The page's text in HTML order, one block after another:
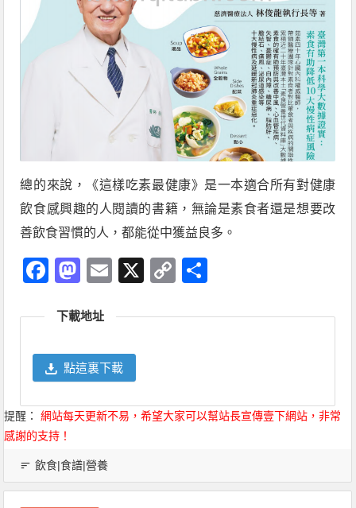
總的來說，《這樣吃素最健康》是一本適合所有對健康
飲食感興趣的人閱讀的書籍，無論是素食者還是想要改
善飲食習慣的人，都能從中獲益良多。
Facebook
Mastodon
Email
X
Copy
下載地址
點這裏下載
提醒：
網站每天更新不易，希望大家可以幫站長宣傳壹下網站，非常
感謝的支持！
飲食|食譜|營養